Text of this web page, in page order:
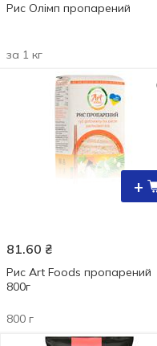
Рис Олімп пропарений
за 1 кг
+
81.60 ₴
Рис Art Foods пропарений
800г
800 г